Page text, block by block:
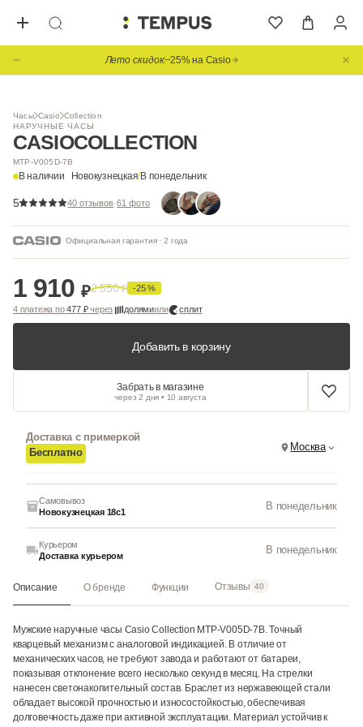
Лето скидок−25% на Casio
Часы Casio Collection
НАРУЧНЫЕ ЧАСЫ
CASIOCOLLECTION
MTP-V005D-7B
В наличии Новокузнецкая/В понедельник
5 40 отзывов·61 фото
Официальная гарантия · 2 года
BESTSELLER
1/ 3
1 910 ₽2 550₽ -25 %
4 платежа по477 ₽через долямиили сплит
Добавить в корзину
Забрать в магазине
через 2 дня • 10 августа
Доставка с примеркой
Бесплатно
Москва
Самовывоз
Новокузнецкая 18с1
В понедельник
Курьером
Доставка курьером
В понедельник
Описание О бренде Функции Отзывы 40
Мужские наручные часы Casio Collection MTP-V005D-7B. Точный
кварцевый механизм с аналоговой индикацией. В отличие от
механических часов, не требуют завода и работают от батареи,
показывая отклонение всего несколько секунд в месяц. На стрелки
нанесен светонакопительный состав. Браслет из нержавеющей стали
обладает высокой прочностью и износостойкостью, обеспечивая
долговечность даже при активной эксплуатации. Материал устойчив к